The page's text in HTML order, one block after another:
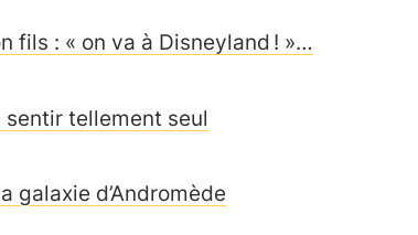
fils : « on va à Disneyland ! »…
sentir tellement seul
galaxie d’Andromède